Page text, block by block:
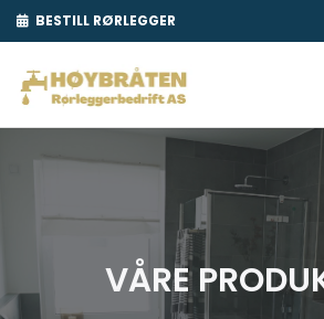
 BESTILL RØRLEGGER
VÅRE